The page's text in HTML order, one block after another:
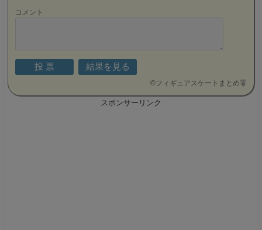
コメント
©フィギュアスケートまとめ零
スポンサーリンク